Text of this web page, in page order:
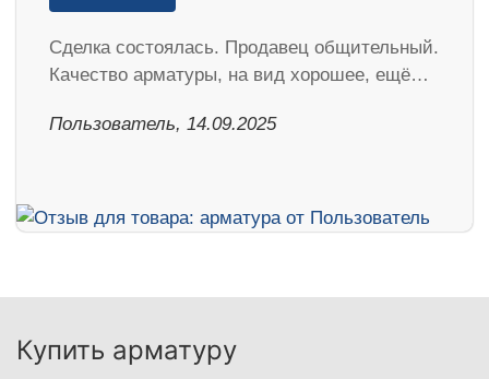
Сделка состоялась. Продавец общительный.
Качество арматуры, на вид хорошее, ещё…
Пользователь, 14.09.2025
Купить арматуру